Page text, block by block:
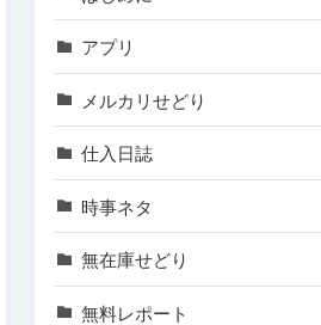
アプリ
メルカリせどり
仕入日誌
時事ネタ
無在庫せどり
無料レポート